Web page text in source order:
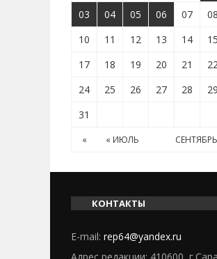
03
04 05 06 07 08
10
11 12 13 14 15
17
18 19 20 21
24
25 26 27 28 29
31
« « ИЮЛЬ
КОНТАКТЫ
E-mail: rep64@yandex.ru